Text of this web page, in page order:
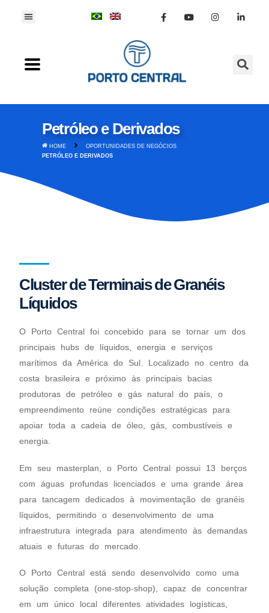
Petróleo e Derivados
HOME
OPORTUNIDADES DE NEGÓCIOS
PETRÓLEO E DERIVADOS
Cluster de Terminais de Granéis
Líquidos
O Porto Central foi concebido para se tornar um dos
principais hubs de líquidos, energia e serviços
marítimos da América do Sul. Localizado no centro da
costa brasileira e próximo às principais bacias
produtoras de petróleo e gás natural do país, o
empreendimento reúne condições estratégicas para
apoiar toda a cadeia de óleo, gás, combustíveis e
energia.
Em seu masterplan, o Porto Central possui 13 berços
com águas profundas licenciados e uma grande área
para tancagem dedicados à movimentação de granéis
líquidos, permitindo o desenvolvimento de uma
infraestrutura integrada para atendimento às demandas
atuais e futuras do mercado.
O Porto Central está sendo desenvolvido como uma
solução completa (one-stop-shop), capaz de concentrar
em um único local diferentes atividades logísticas,